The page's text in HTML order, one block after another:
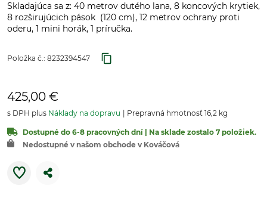
Skladajúca sa z: 40 metrov dutého lana, 8 koncových krytiek,
8 rozširujúcich pások (120 cm), 12 metrov ochrany proti
oderu, 1 mini horák, 1 príručka.
Položka č.: 8232394547
425,00 €
s DPH plus Náklady na dopravu Prepravná hmotnosť 16,2 kg
Dostupné do 6-8 pracovných dní | Na sklade zostalo 7 položiek.
Nedostupné v našom obchode v Kováčová